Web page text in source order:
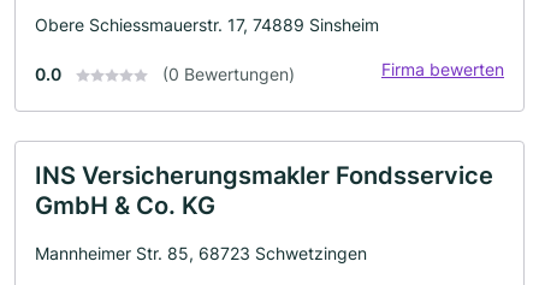
Obere Schiessmauerstr. 17, 74889 Sinsheim
0.0 (0 Bewertungen) Firma bewerten
INS Versicherungsmakler Fondsservice
GmbH & Co. KG
Mannheimer Str. 85, 68723 Schwetzingen